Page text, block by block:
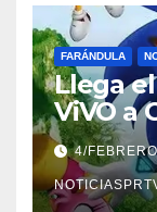
FARÁNDULA
Llega
ViVO a
Relojes
4/